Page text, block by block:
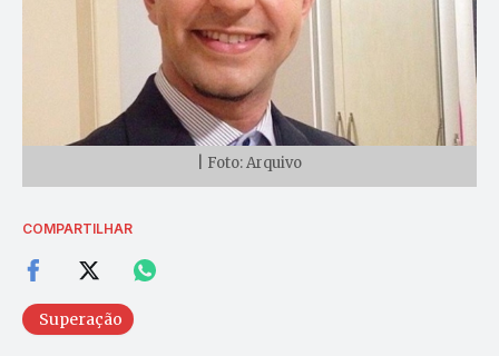
| Foto: Arquivo
COMPARTILHAR
Superação